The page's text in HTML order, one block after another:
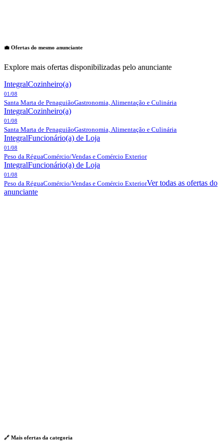
💼 Ofertas do mesmo anunciante
Explore mais ofertas disponibilizadas pelo anunciante
IntegralCozinheiro(a)
01/08
Santa Marta de PenaguiãoGastronomia, Alimentação e Culinária
IntegralCozinheiro(a)
01/08
Santa Marta de PenaguiãoGastronomia, Alimentação e Culinária
IntegralFuncionário(a) de Loja
01/08
Peso da RéguaComércio/Vendas e Comércio Exterior
IntegralFuncionário(a) de Loja
01/08
Peso da RéguaComércio/Vendas e Comércio ExteriorVer todas as ofertas do
anunciante
🔗 Mais ofertas da categoria